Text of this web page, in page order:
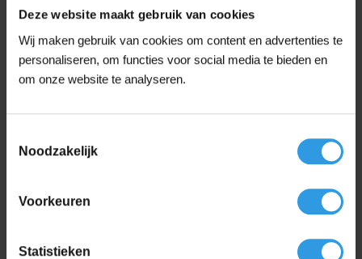
Deze website maakt gebruik van cookies
Wij maken gebruik van cookies om content en advertenties te
personaliseren, om functies voor social media te bieden en
om onze website te analyseren.
Noodzakelijk
Voorkeuren
Statistieken
Kleur
7016 | Antracietgrijs, RAL 9001 | Crèmewit,
RAL 9003 | Signaalwit, RAL 9005 | Gitzwart,
RAL 9010 | Zuiver Wit, RAL 9016 |
Verkeerswit, Signaalwit, Verkeerswit, Wit,
Zuiver Wit
Basis